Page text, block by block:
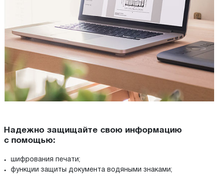
Надежно защищайте свою информацию
с помощью:
шифрования печати;
функции защиты документа водяными знаками;